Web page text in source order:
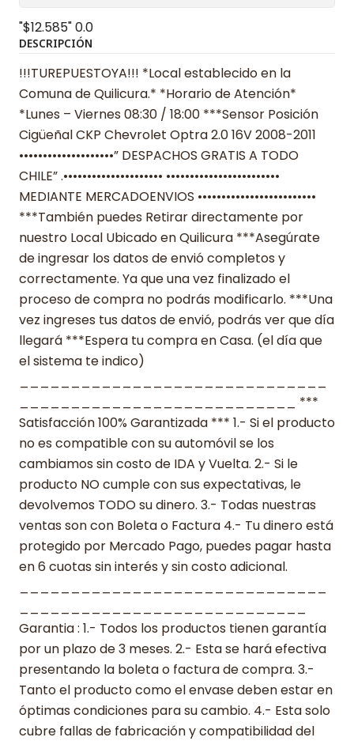
"$12.585"0.0
DESCRIPCIÓN
!!!TUREPUESTOYA!!! *Local establecido en la
Comuna de Quilicura.* *Horario de Atención*
*Lunes – Viernes 08:30 / 18:00 ***Sensor Posición
Cigüeñal CKP Chevrolet Optra 2.0 16V 2008-2011
••••••••••••••••••••” DESPACHOS GRATIS A TODO
CHILE” .••••••••••••••••••••• ••••••••••••••••••••••••
MEDIANTE MERCADOENVIOS •••••••••••••••••••••••••
***También puedes Retirar directamente por
nuestro Local Ubicado en Quilicura ***Asegúrate
de ingresar los datos de envió completos y
correctamente. Ya que una vez finalizado el
proceso de compra no podrás modificarlo. ***Una
vez ingreses tus datos de envió, podrás ver que día
llegará ***Espera tu compra en Casa. (el día que
el sistema te indico)
___________________________ ***
Satisfacción 100% Garantizada *** 1.- Si el producto
no es compatible con su automóvil se los
cambiamos sin costo de IDA y Vuelta. 2.- Si le
producto NO cumple con sus expectativas, le
devolvemos TODO su dinero. 3.- Todas nuestras
ventas son con Boleta o Factura 4.- Tu dinero está
protegido por Mercado Pago, puedes pagar hasta
en 6 cuotas sin interés y sin costo adicional.
Garantia : 1.- Todos los productos tienen garantía
por un plazo de 3 meses. 2.- Esta se hará efectiva
presentando la boleta o factura de compra. 3.-
Tanto el producto como el envase deben estar en
óptimas condiciones para su cambio. 4.- Esta solo
cubre fallas de fabricación y compatibilidad del